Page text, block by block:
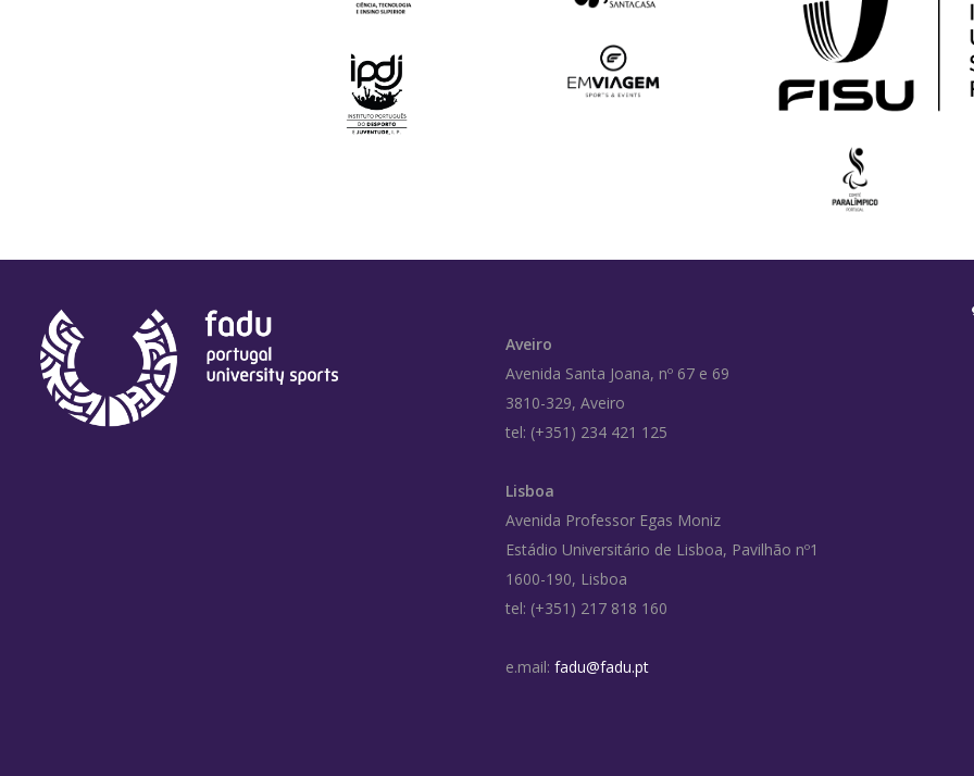
Aveiro
Avenida Santa Joana, nº 67 e 69
3810-329, Aveiro
tel: (+351) 234 421 125
Lisboa
Avenida Professor Egas Moniz
Estádio Universitário de Lisboa, Pavilhão nº1
1600-190, Lisboa
tel: (+351) 217 818 160
e.mail: fadu@fadu.pt